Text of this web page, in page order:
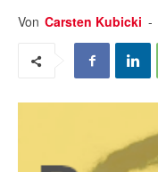
Von Carsten Kubicki -